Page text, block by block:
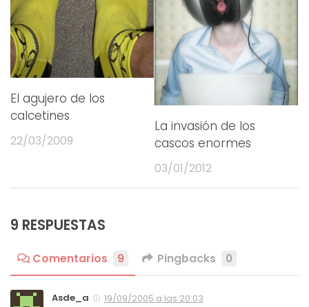
El agujero de los
calcetines
22/03/2009
La invasión de los
cascos enormes
03/01/2012
9 RESPUESTAS
Comentarios 9 Pingbacks 0
Asde_a 19/09/2005 a las 20:03